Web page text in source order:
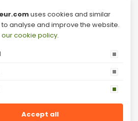
mit Trockenblumen
Dekorations-Outlet
Blumen
in den Niederlanden
uses cookies and similar
analyse and improve the website.
our cookie policy.
Accept all